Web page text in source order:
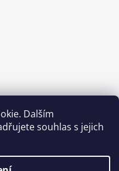
Dalším
souhlas s jejich
s.r.o.